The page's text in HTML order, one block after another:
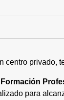
centro privado,
Formación
para